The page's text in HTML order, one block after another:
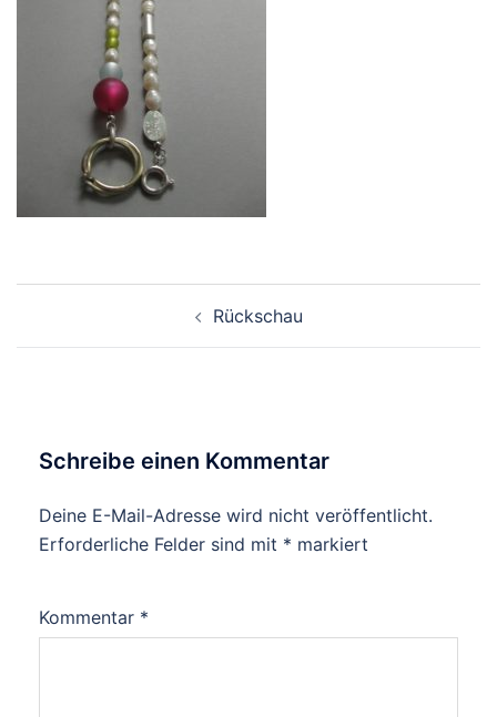
Rückschau
Schreibe einen Kommentar
Deine E-Mail-Adresse wird nicht veröffentlicht.
Erforderliche Felder sind mit * markiert
Kommentar *